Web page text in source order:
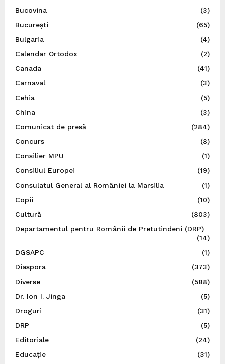
Bucovina
(3)
București
(65)
Bulgaria
(4)
Calendar Ortodox
(2)
Canada
(41)
Carnaval
(3)
Cehia
(5)
China
(3)
Comunicat de presă
(284)
Concurs
(8)
Consilier MPU
(1)
Consiliul Europei
(19)
Consulatul General al României la Marsilia
(1)
Copii
(10)
Cultură
(803)
Departamentul pentru Românii de Pretutindeni (DRP)
(14)
DGSAPC
(1)
Diaspora
(373)
Diverse
(588)
Dr. Ion I. Jinga
(5)
Droguri
(31)
DRP
(5)
Editoriale
(24)
Educație
(31)